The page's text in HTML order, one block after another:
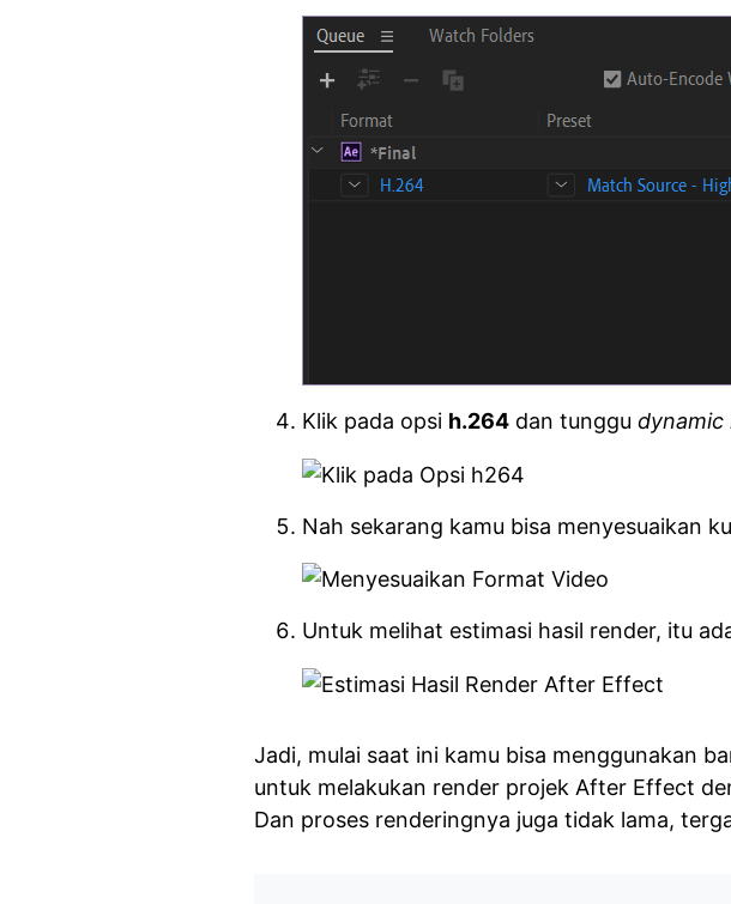
Klik pada opsi h.264 dan tunggu dynamic
Nah sekarang kamu bisa menyesuaikan
Untuk melihat estimasi hasil render, itu
Jadi, mulai saat ini kamu bisa menggunakan
untuk melakukan render projek After Effect
Dan proses renderingnya juga tidak lama,